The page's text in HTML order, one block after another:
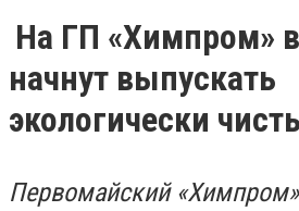
На ГП «Химпром»
начнут выпускать
экологически
Первомайский